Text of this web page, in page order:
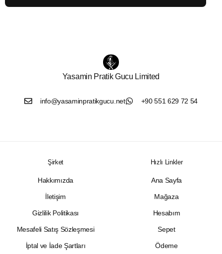
Yasamin Pratik Gucu Limited
info@yasaminpratikgucu.net +90 551 629 72 54
Şirket
Hakkımızda
İletişim
Gizlilik Politikası
Mesafeli Satış Sözleşmesi
İptal ve İade Şartları
Hızlı Linkler
Ana Sayfa
Mağaza
Hesabım
Sepet
Ödeme